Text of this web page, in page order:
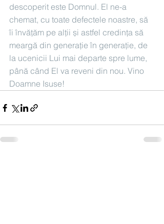
descoperit este Domnul. El ne-a
chemat, cu toate defectele noastre, să
îi învățăm pe alții și astfel credința să
meargă din generație în generație, de
la ucenicii Lui mai departe spre lume,
până când El va reveni din nou. Vino
Doamne Isuse!